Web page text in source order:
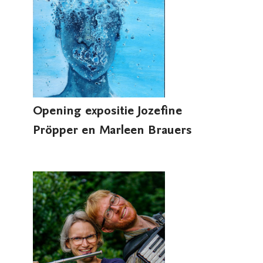
Opening expositie Jozefine
Pröpper en Marleen Brauers